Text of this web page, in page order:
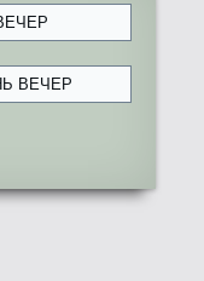
ВЕЧЕР